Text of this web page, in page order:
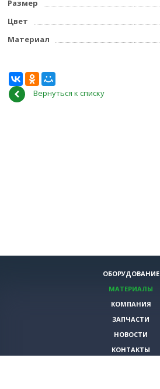
Размер
Цвет
Материал
Вернуться к списку
ОБОРУДОВАНИЕ
МАТЕРИАЛЫ
КОМПАНИЯ
ЗАПЧАСТИ
НОВОСТИ
КОНТАКТЫ